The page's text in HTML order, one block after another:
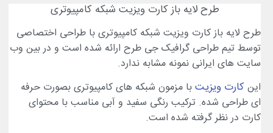
طرح لایه باز کارت ویزیت شبکه کامپیوتری
باز کارت ویزیت شبکه کامپیوتریبا طراحی اختصاصی
تیم طراحی گرافیک جی طرح ارائه شده است و در بین وب
های ایرانی نمونه مشابه ندارد.
کارت ویزیت با مزمون شبکه های کامپیوتریبصورت حرفه
شده. ترکیب رنگی سفید و آبی مناسب با محتوای
در نظر گرفته شده است.